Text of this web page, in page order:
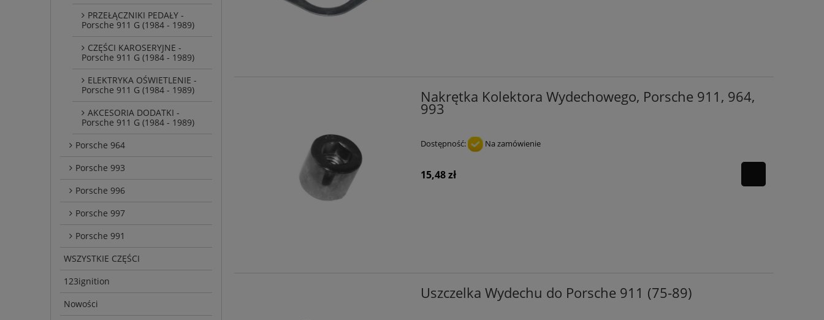
PRZEŁĄCZNIKI PEDAŁY -
Porsche 911 G (1984 - 1989)
CZĘŚCI KAROSERYJNE -
Porsche 911 G (1984 - 1989)
ELEKTRYKA OŚWIETLENIE -
Porsche 911 G (1984 - 1989)
AKCESORIA DODATKI -
Porsche 911 G (1984 - 1989)
Porsche 964
Porsche 993
Porsche 996
Porsche 997
Porsche 991
WSZYSTKIE CZĘŚCI
123ignition
Nowości
Nakrętka Kolektora Wydechowego, Porsche 911, 964,
993
Dostępność: Na zamówienie
15,48 zł
Uszczelka Wydechu do Porsche 911 (75-89)